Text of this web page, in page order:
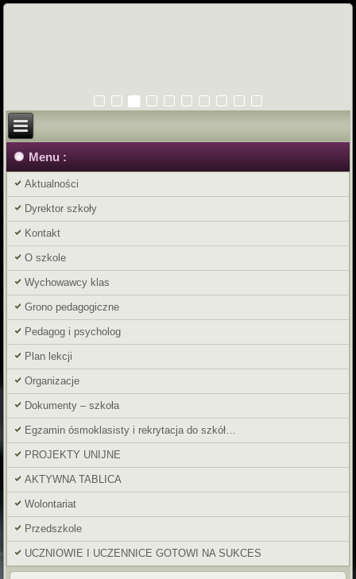
Menu :
Aktualności
Dyrektor szkoły
Kontakt
O szkole
Wychowawcy klas
Grono pedagogiczne
Pedagog i psycholog
Plan lekcji
Organizacje
Dokumenty – szkoła
Egzamin ósmoklasisty i rekrytacja do szkół…
PROJEKTY UNIJNE
AKTYWNA TABLICA
Wolontariat
Przedszkole
UCZNIOWIE I UCZENNICE GOTOWI NA SUKCES